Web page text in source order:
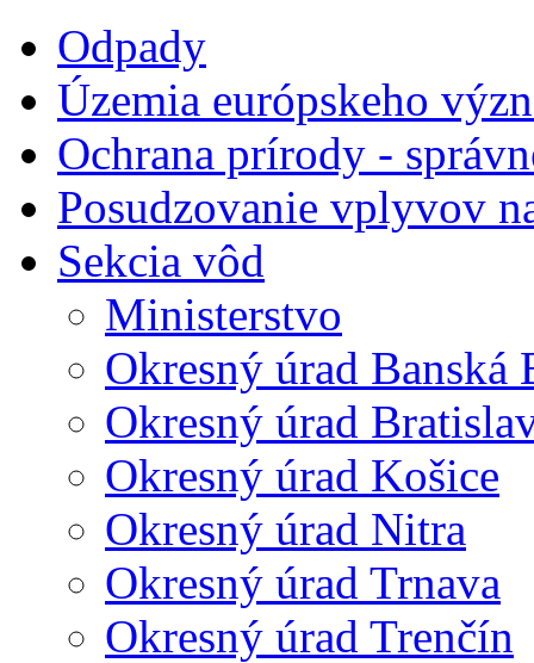
Odpady
Územia európskeho
Ochrana prírody -
Posudzovanie vplyvov
Sekcia vôd
Ministerstvo
Okresný úrad Banská
Okresný úrad
Okresný úrad Košice
Okresný úrad Nitra
Okresný úrad Trnava
Okresný úrad Trenčín